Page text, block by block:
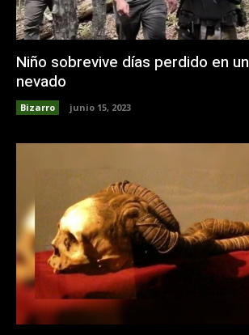
Niño sobrevive días perdido en
nevado
Bizarro junio 15, 2023